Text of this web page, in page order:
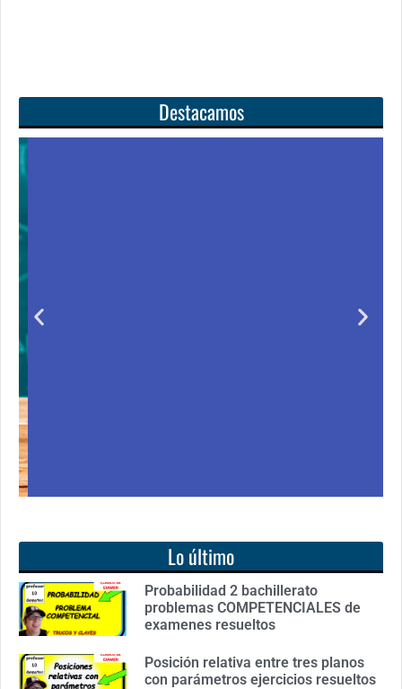
Destacamos
Notición!! Ya se puede adquirir nuestro segundo
Lo último
Probabilidad 2 bachillerato
problemas COMPETENCIALES de
examenes resueltos
Posición relativa entre tres planos
con parámetros ejercicios resueltos